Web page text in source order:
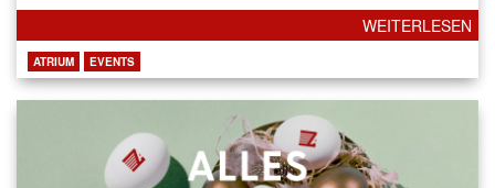
WEITERLESEN
ATRIUM EVENTS